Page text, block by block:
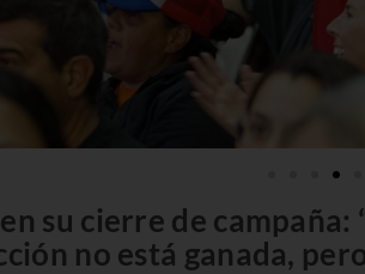
su cierre de
no está ganada,